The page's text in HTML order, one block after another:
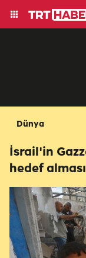
Dünya
İsrail'in
hedef